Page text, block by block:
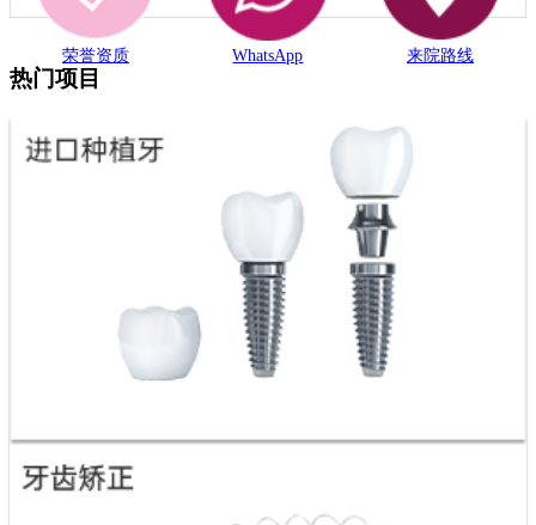
荣誉资质 WhatsApp 来院路线
热门项目